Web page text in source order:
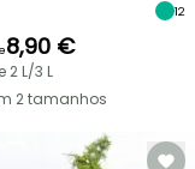
12
8,90 €
2 L/3 L
2 tamanhos